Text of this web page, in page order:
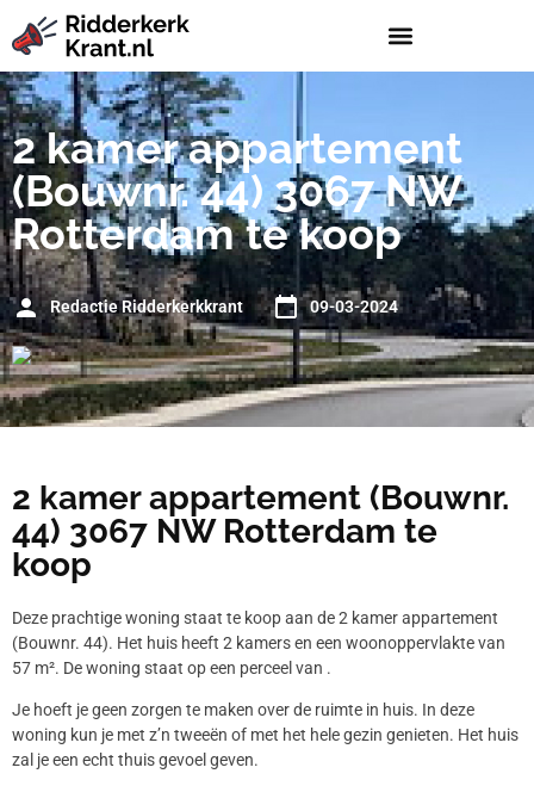
2 kamer appartement
(Bouwnr. 44) 3067 NW
Rotterdam te koop
Redactie Ridderkerkkrant 09-03-2024
2 kamer appartement (Bouwnr.
44) 3067 NW Rotterdam te
koop
Deze prachtige woning staat te koop aan de 2 kamer appartement
(Bouwnr. 44). Het huis heeft 2 kamers en een woonoppervlakte van
57 m². De woning staat op een perceel van .
Je hoeft je geen zorgen te maken over de ruimte in huis. In deze
woning kun je met z’n tweeën of met het hele gezin genieten. Het huis
zal je een echt thuis gevoel geven.